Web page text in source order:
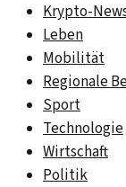
Krypto-
Leben
Mobilität
Regionale
Sport
Technologie
Wirtschaft
Politik